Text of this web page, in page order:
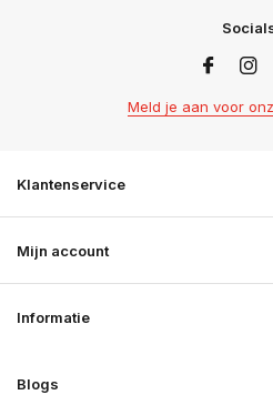
Meld je aan voor
Klantenservice
Mijn account
Informatie
Blogs